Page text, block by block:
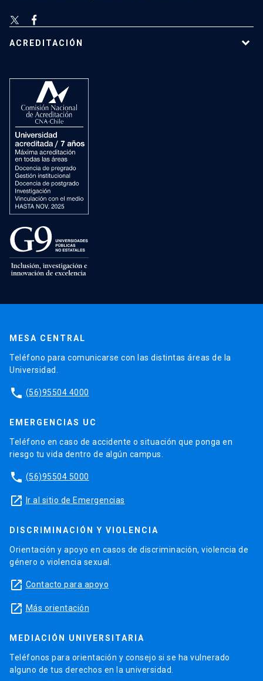
ACREDITACIÓN
MESA CENTRAL
Teléfono para comunicarse con las distintas áreas de la
Universidad.
phone (56)95504 4000
EMERGENCIAS UC
Teléfono en caso de accidente o situación que ponga en
riesgo tu vida dentro de algún campus.
phone (56)95504 5000
launch Ir al sitio de Emergencias
DISCRIMINACIÓN Y VIOLENCIA
Orientación y apoyo en casos de discriminación, violencia de
género o violencia sexual.
launch Contacto para apoyo
launch Más orientación
MEDIACIÓN UNIVERSITARIA
Teléfonos para orientación y consejo si se ha vulnerado
alguno de tus derechos en la universidad.